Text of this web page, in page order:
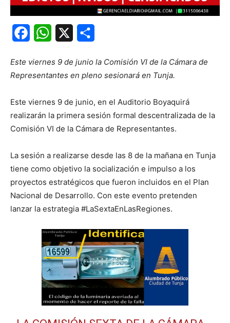
FacebookWhatsApp
Este viernes 9 de junio la Comisión VI de la Cámara de
Representantes en pleno sesionará en Tunja.
Este viernes 9 de junio, en el Auditorio Boyaquirá
realizarán la primera sesión formal descentralizada de la
Comisión VI de la Cámara de Representantes.
La sesión a realizarse desde las 8 de la mañana en Tunja
tiene como objetivo la socialización e impulso a los
proyectos estratégicos que fueron incluidos en el Plan
Nacional de Desarrollo. Con este evento pretenden
lanzar la estrategia #LaSextaEnLasRegiones.